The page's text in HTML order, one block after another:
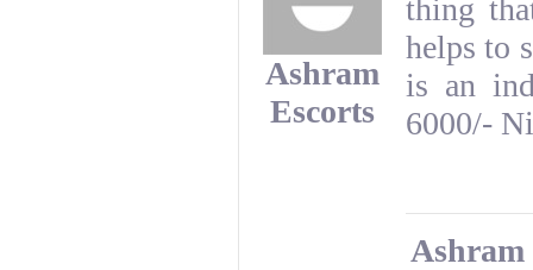
Ashram
Escorts
thing
helps to
is an
6000/-
Ashram